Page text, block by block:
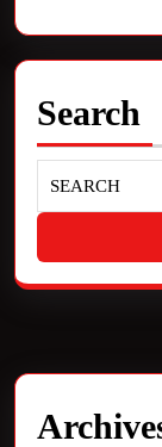
Search